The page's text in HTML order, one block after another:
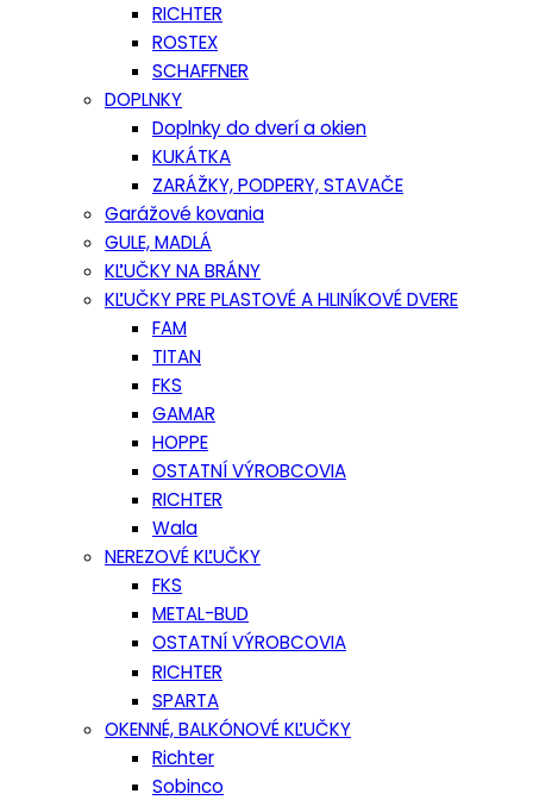
RICHTER
ROSTEX
SCHAFFNER
DOPLNKY
Doplnky do dverí a okien
KUKÁTKA
ZARÁŽKY, PODPERY, STAVAČE
Garážové kovania
GULE, MADLÁ
KĽUČKY NA BRÁNY
KĽUČKY PRE PLASTOVÉ A HLINÍKOVÉ DVERE
FAM
TITAN
FKS
GAMAR
HOPPE
OSTATNÍ VÝROBCOVIA
RICHTER
Wala
NEREZOVÉ KĽUČKY
FKS
METAL-BUD
OSTATNÍ VÝROBCOVIA
RICHTER
SPARTA
OKENNÉ, BALKÓNOVÉ KĽUČKY
Richter
Sobinco